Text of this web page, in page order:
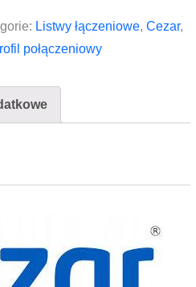
Listwy łączeniowe, Cezar,
połączeniowy